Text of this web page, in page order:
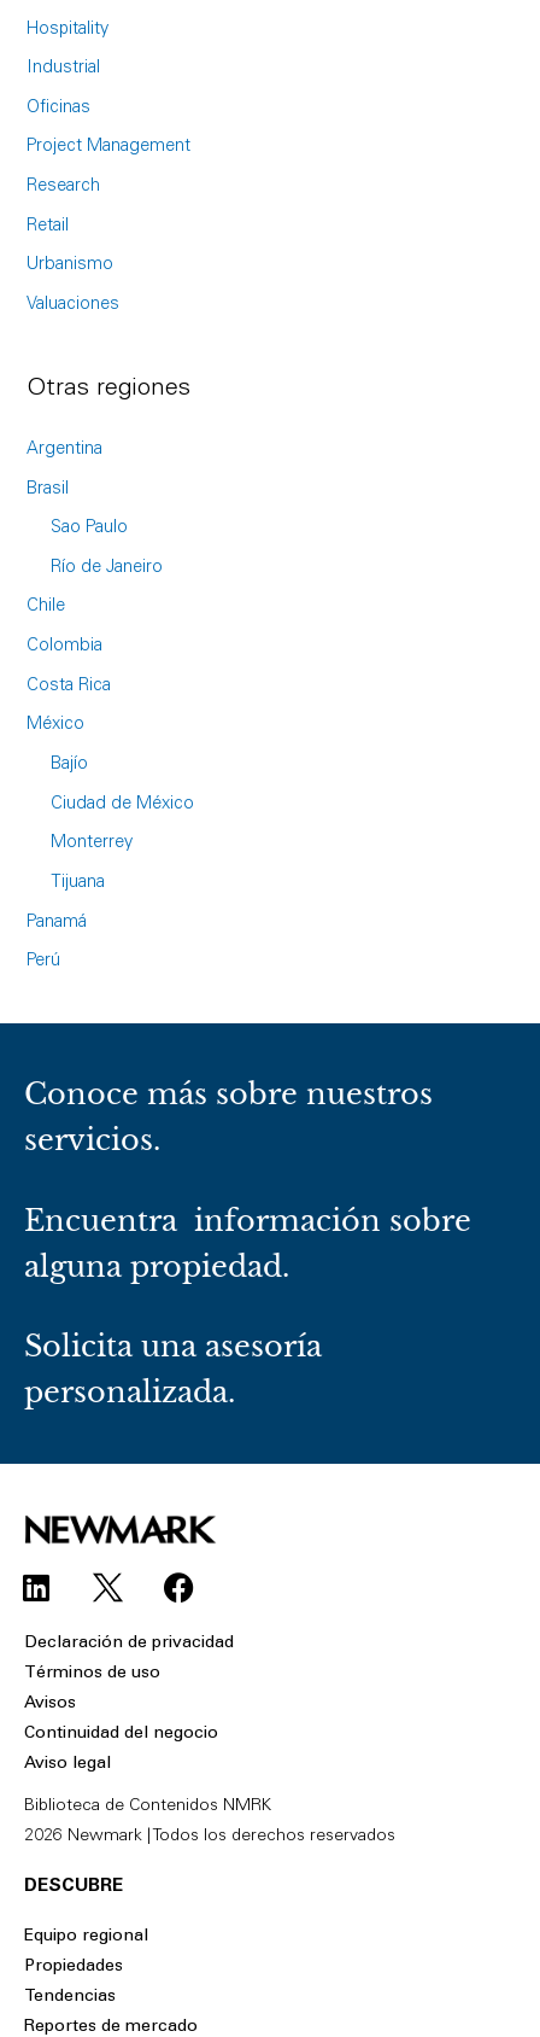
:
Hospitality
Industrial
Oficinas
Project Management
Research
Retail
Urbanismo
Valuaciones
Otras regiones
Argentina
Brasil
Sao Paulo
Río de Janeiro
Chile
Colombia
Costa Rica
México
Bajío
Ciudad de México
Monterrey
Tijuana
Panamá
Perú
Conoce más sobre nuestros
servicios.
Encuentra información sobre
alguna propiedad.
Solicita una asesoría
personalizada.
L
i
n
k
e
d
i
F
a
c
o
o
Declaración de privacidad
Términos de uso
Avisos
Continuidad del negocio
Aviso legal
Biblioteca de Contenidos NMRK
2026 Newmark | Todos los derechos reservados
DESCUBRE
Equipo regional
Propiedades
Tendencias
Reportes de mercado